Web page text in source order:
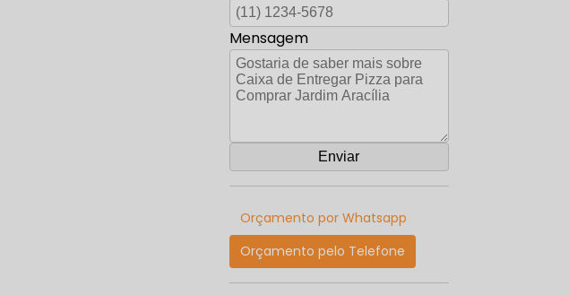
Mensagem
Orçamento por Whatsapp
Orçamento pelo Telefone